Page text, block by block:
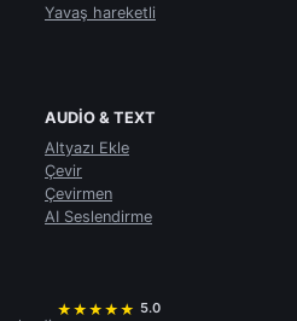
Yavaş hareketli
AUDIO & TEXT
Altyazı Ekle
Çevir
Çevirmen
AI Seslendirme
★ ★ ★ ★ ★ 5.0